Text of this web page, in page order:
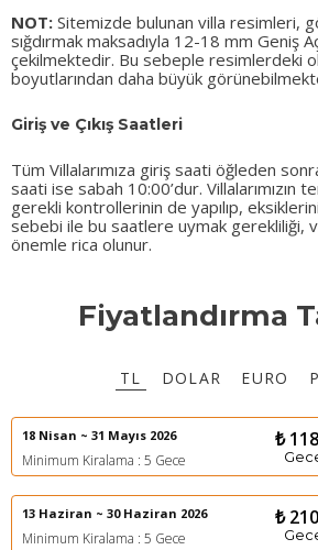
NOT: Sitemizde bulunan villa resimleri,
sığdırmak maksadıyla 12-18 mm Geniş
çekilmektedir. Bu sebeple resimlerdeki
boyutlarından daha büyük
Giriş ve Çıkış Saatleri
Tüm Villalarımıza giriş saati öğleden
saati ise sabah 10:00’dur. Villalarımızın
gerekli kontrollerinin de yapılıp,
sebebi ile bu saatlere uymak gerekliliği,
önemle rica olunur.
Fiyatlandırma
TL DOLAR EURO
18 Nisan ~ 31 Mayıs 2026
Minimum Kiralama : 5 Gece
₺
13 Haziran ~ 30 Haziran 2026
Minimum Kiralama : 5 Gece
₺